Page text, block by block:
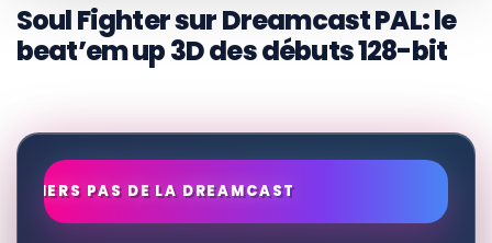
Voir sur Rakuten →
Voir sur Rakuten →
Soul Fighter sur Dreamcast PAL: le
beat’em up 3D des débuts 128-bit